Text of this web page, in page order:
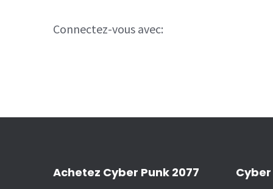
Connectez-vous avec:
Achetez Cyber Punk 2077